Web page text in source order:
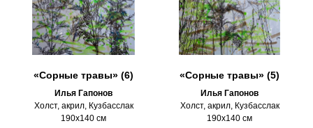
«Сорные травы» (6)
Илья Гапонов
Холст, акрил, Кузбасслак
190х140 см
«Сорные травы» (5)
Илья Гапонов
Холст, акрил, Кузбасслак
190х140 см